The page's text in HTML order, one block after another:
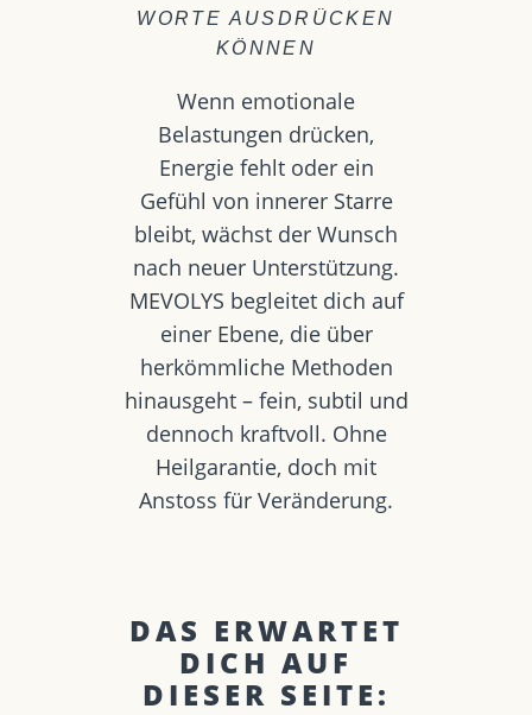
WORTE AUSDRÜCKEN
KÖNNEN
Wenn emotionale
Belastungen drücken,
Energie fehlt oder ein
Gefühl von innerer Starre
bleibt, wächst der Wunsch
nach neuer Unterstützung.
MEVOLYS begleitet dich auf
einer Ebene, die über
herkömmliche Methoden
hinausgeht – fein, subtil und
dennoch kraftvoll. Ohne
Heilgarantie, doch mit
Anstoss für Veränderung.
DAS ERWARTET
DICH AUF
DIESER SEITE: